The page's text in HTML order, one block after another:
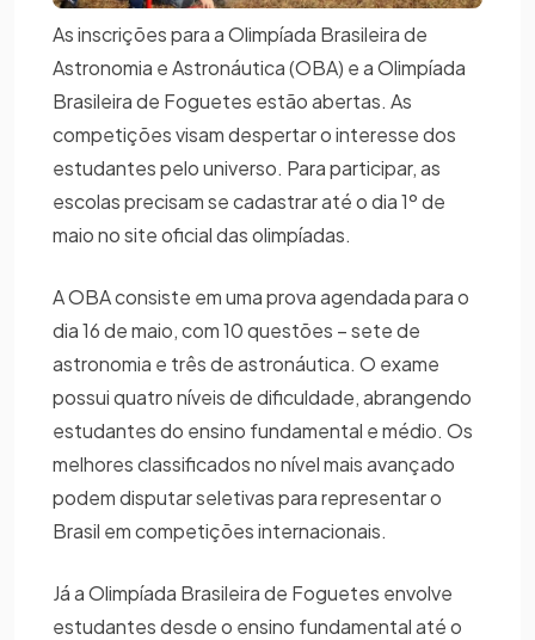
As inscrições para a Olimpíada Brasileira de
Astronomia e Astronáutica (OBA) e a Olimpíada
Brasileira de Foguetes estão abertas. As
competições visam despertar o interesse dos
estudantes pelo universo. Para participar, as
escolas precisam se cadastrar até o dia 1º de
maio no site oficial das olimpíadas.
A OBA consiste em uma prova agendada para o
dia 16 de maio, com 10 questões – sete de
astronomia e três de astronáutica. O exame
possui quatro níveis de dificuldade, abrangendo
estudantes do ensino fundamental e médio. Os
melhores classificados no nível mais avançado
podem disputar seletivas para representar o
Brasil em competições internacionais.
Já a Olimpíada Brasileira de Foguetes envolve
estudantes desde o ensino fundamental até o